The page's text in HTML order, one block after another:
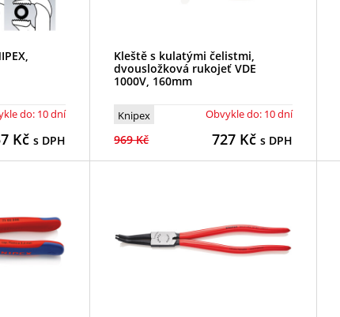
do: 10 dní
Kčs DPH
Kleště s kulatými čelistmi,
dvousložková rukojeť VDE
1000V, 160mm
Knipex Obvykle do: 10 dní
969 Kč 727 Kčs DPH